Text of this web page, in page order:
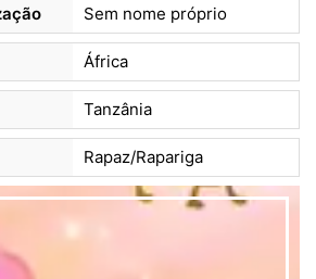
Sem nome próprio
África
Tanzânia
Rapaz/Rapariga